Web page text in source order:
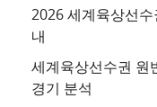
추
사
이
2026 세계육상선
내
세계육상선수권 원
경기 분석